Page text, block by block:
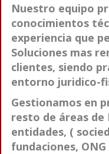
Nuestro equipo
conocimientos
experiencia que
Soluciones mas
clientes, siendo
entorno juridico-
Gestionamos en
resto de áreas
entidades, (
fundaciones,